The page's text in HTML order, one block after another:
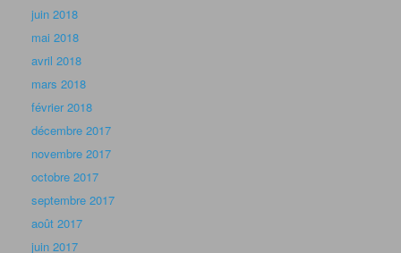
juin 2018
mai 2018
avril 2018
mars 2018
février 2018
décembre 2017
novembre 2017
octobre 2017
septembre 2017
août 2017
juin 2017